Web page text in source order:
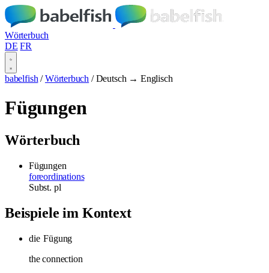
Wörterbuch
DE FR
babelfish / Wörterbuch / Deutsch → Englisch
Fügungen
Wörterbuch
Fügungen
foreordinations
Subst. pl
Beispiele im Kontext
die Fügung
the connection